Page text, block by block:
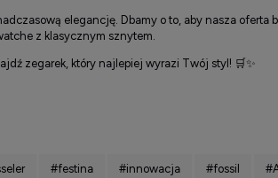
elegancję. Dbamy o to, aby nasza oferta
z klasycznym sznytem.
zegarek, który najlepiej wyrazi Twój styl! 🛒✨
#festina #innowacja #fossil